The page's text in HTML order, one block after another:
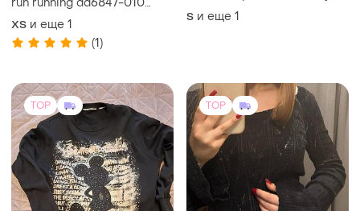
(original) женская куртка
ХS и еще 1
(1)
vovk.
S и еще 1
TOP TOP